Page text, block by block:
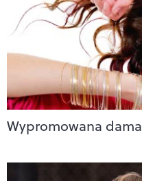
Wypromowana dama